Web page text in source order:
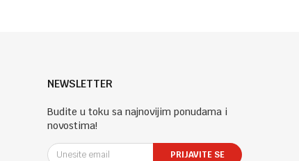
NEWSLETTER
Budite u toku sa najnovijim ponudama i
novostima!
PRIJAVITE SE